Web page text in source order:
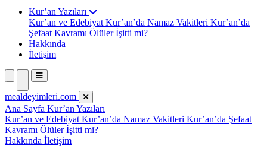
Kur’an Yazıları
Kur’an ve Edebiyat Kur’an’da Namaz Vakitleri Kur’an’da
Şefaat Kavramı Ölüler İşitti mi?
Hakkında
İletişim
mealdeyimleri.com
Ana Sayfa Kur’an Yazıları
Kur’an ve Edebiyat Kur’an’da Namaz Vakitleri Kur’an’da Şefaat
Kavramı Ölüler İşitti mi?
Hakkında İletişim